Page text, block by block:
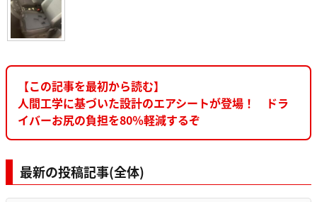
【この記事を最初から読む】
人間工学に基づいた設計のエアシートが登場！ ドラ
イバーお尻の負担を80％軽減するぞ
最新の投稿記事(全体)